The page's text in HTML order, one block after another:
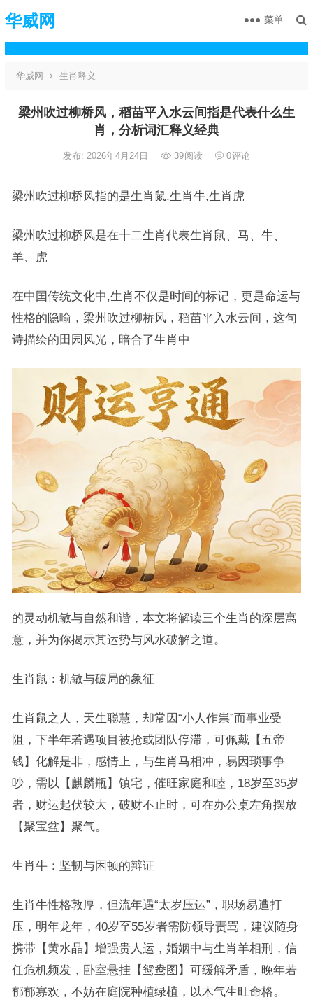
华威网 菜单
华威网 生肖释义
梁州吹过柳桥风，稻苗平入水云间指是代表什么生
肖，分析词汇释义经典
发布: 2026年4月24日 39阅读 0评论
梁州吹过柳桥风指的是生肖鼠,生肖牛,生肖虎
梁州吹过柳桥风是在十二生肖代表生肖鼠、马、牛、
羊、虎
在中国传统文化中,生肖不仅是时间的标记，更是命运与
性格的隐喻，梁州吹过柳桥风，稻苗平入水云间，这句
诗描绘的田园风光，暗合了生肖中
的灵动机敏与自然和谐，本文将解读三个生肖的深层寓
意，并为你揭示其运势与风水破解之道。
生肖鼠：机敏与破局的象征
生肖鼠之人，天生聪慧，却常因“小人作祟”而事业受
阻，下半年若遇项目被抢或团队停滞，可佩戴【五帝
钱】化解是非，感情上，与生肖马相冲，易因琐事争
吵，需以【麒麟瓶】镇宅，催旺家庭和睦，18岁至35岁
者，财运起伏较大，破财不止时，可在办公桌左角摆放
【聚宝盆】聚气。
生肖牛：坚韧与困顿的辩证
生肖牛性格敦厚，但流年遇“太岁压运”，职场易遭打
压，明年龙年，40岁至55岁者需防领导责骂，建议随身
携带【黄水晶】增强贵人运，婚姻中与生肖羊相刑，信
任危机频发，卧室悬挂【鸳鸯图】可缓解矛盾，晚年若
郁郁寡欢，不妨在庭院种植绿植，以木气生旺命格。